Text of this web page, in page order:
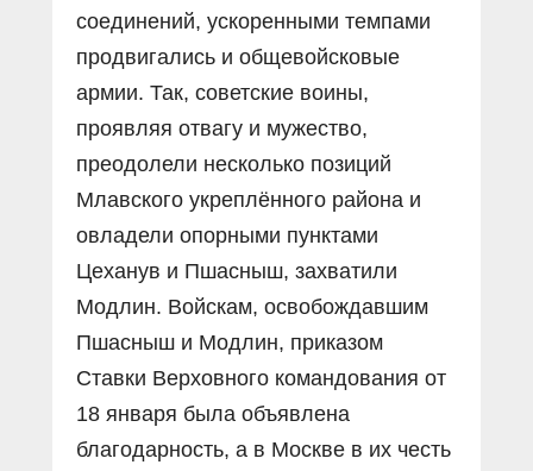
соединений, ускоренными темпами
продвигались и общевойсковые
армии. Так, советские воины,
проявляя отвагу и мужество,
преодолели несколько позиций
Млавского укреплённого района и
овладели опорными пунктами
Цеханув и Пшасныш, захватили
Модлин. Войскам, освобождавшим
Пшасныш и Модлин, приказом
Ставки Верховного командования от
18 января была объявлена
благодарность, а в Москве в их честь